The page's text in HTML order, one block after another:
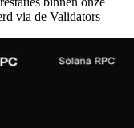
via de Validators